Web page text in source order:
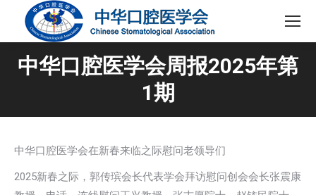
中华口腔医学会周报2025年第
1期
中华口腔医学会在新春来临之际慰问老领导们
2025新春之际，郭传瑸会长代表学会拜访慰问创会会长张震康